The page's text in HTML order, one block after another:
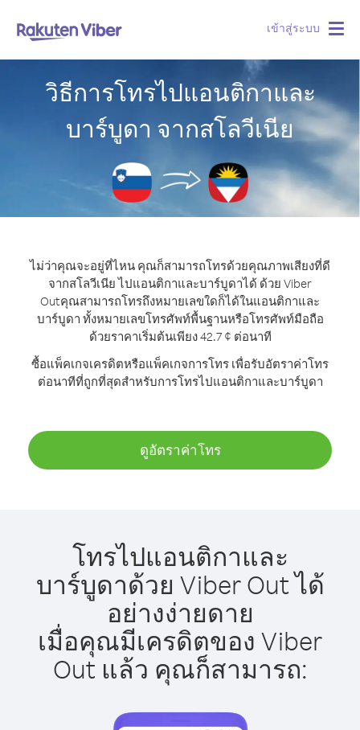
เข้าสู่ระบบ
วิธีการโทรไปแอนติกาและ
บาร์บูดา จากสโลวีเนีย
ไม่ว่าคุณจะอยู่ที่ไหน คุณก็สามารถโทรด้วยคุณภาพเสียงที่ดี
จากสโลวีเนีย ไปแอนติกาและบาร์บูดาได้ ด้วย Viber
Outคุณสามารถโทรถึงหมายเลขใดก็ได้ในแอนติกาและ
บาร์บูดา ทั้งหมายเลขโทรศัพท์พื้นฐานหรือโทรศัพท์มือถือ
ด้วยราคาเริ่มต้นเพียง 42.7 ¢ ต่อนาที
ซื้อแพ็คเกจเครดิตหรือแพ็คเกจการโทร เพื่อรับอัตราค่าโทร
ต่อนาทีที่ถูกที่สุดสำหรับการโทรไปแอนติกาและบาร์บูดา
ดูอัตราค่าโทร
โทรไปแอนติกาและ
บาร์บูดาด้วย Viber Out ได้
อย่างง่ายดาย
เมื่อคุณมีเครดิตของ Viber
Out แล้ว คุณก็สามารถ: